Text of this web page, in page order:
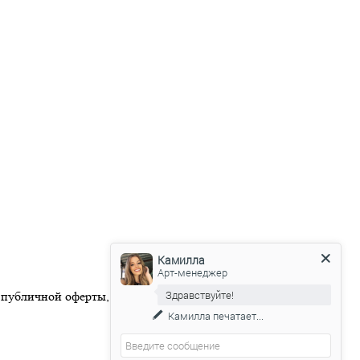
оферты, размещенной на официальном веб-сайте
Камилла
Арт-менеджер
Здравствуйте!
Камилла печатает...